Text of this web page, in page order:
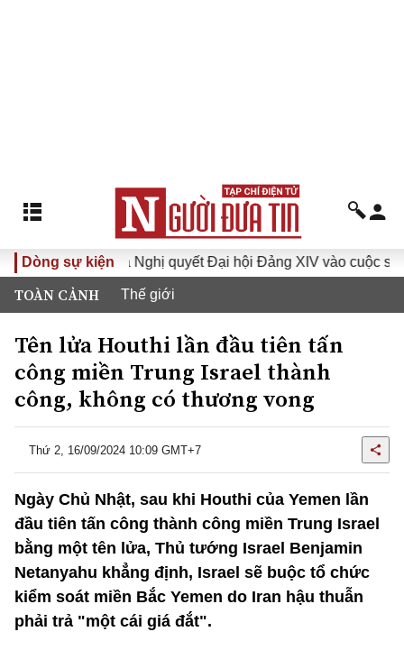
Dòng sự kiện
Đưa Nghị quyết Đại hội Đảng XIV vào cuộc sống
TOÀN CẢNH Thế giới
Tên lửa Houthi lần đầu tiên tấn
công miền Trung Israel thành
công, không có thương vong
Thứ 2, 16/09/2024 10:09 GMT+7
Ngày Chủ Nhật, sau khi Houthi của Yemen lần
đầu tiên tấn công thành công miền Trung Israel
bằng một tên lửa, Thủ tướng Israel Benjamin
Netanyahu khẳng định, Israel sẽ buộc tổ chức
kiểm soát miền Bắc Yemen do Iran hậu thuẫn
phải trả "một cái giá đắt".